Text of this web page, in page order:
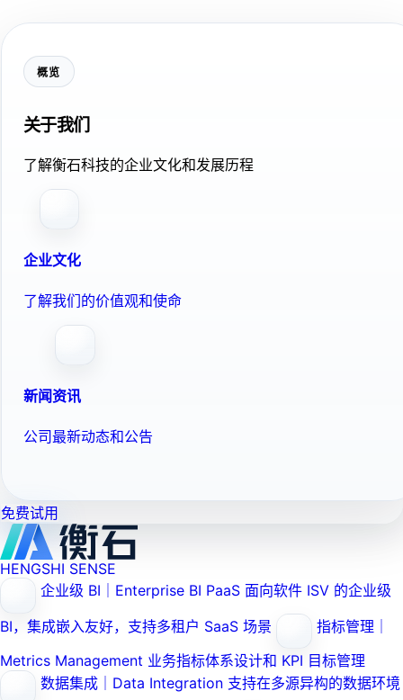
概览
关于我们
了解衡石科技的企业文化和发展历程
企业文化
了解我们的价值观和使命
新闻资讯
公司最新动态和公告
免费试用
HENGSHI SENSE
企业级 BI｜Enterprise BI PaaS 面向软件 ISV 的企业级
BI，集成嵌入友好，支持多租户 SaaS 场景
指标管理｜
Metrics Management 业务指标体系设计和 KPI 目标管理
数据集成｜Data Integration 支持在多源异构的数据环境